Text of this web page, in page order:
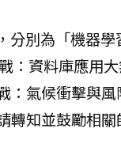
分別為「機器
資料庫應用
氣候衝擊與
知並鼓勵相關